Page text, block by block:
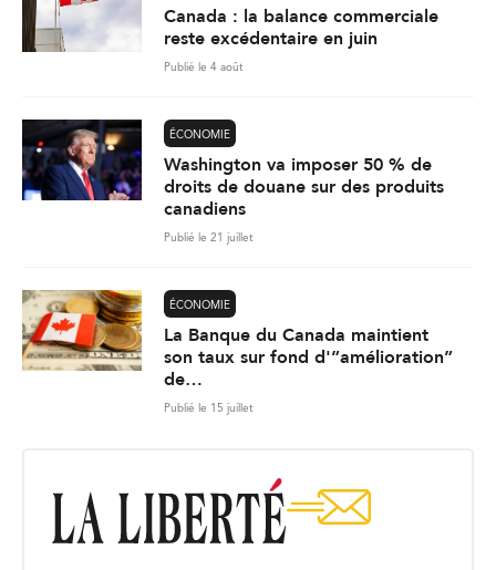
Canada : la balance commerciale
reste excédentaire en juin
Publié le 4 août
ÉCONOMIE
Washington va imposer 50 % de
droits de douane sur des produits
canadiens
Publié le 21 juillet
ÉCONOMIE
La Banque du Canada maintient
son taux sur fond d'”amélioration”
de…
Publié le 15 juillet